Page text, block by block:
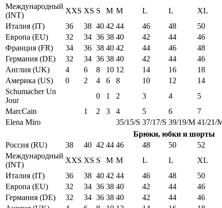
Международный
(INT)
XXS XS S M M L L
XL
Италия (IT)
36 38 40 42 44 46 48
50
Европа (EU)
32 34 36 38 40 42 44
46
Франция (FR)
34 36 38 40 42 44 46
48
Германия (DE)
32 34 36 38 40 42 44
46
Англия (UK)
4 6 8 10 12 14 16
18
Америка (US)
0 2 4 6 8 10 12
14
Schumacher Un
Jour
0 1 2 3 4
5
MarcCain
1 2 3 4 5 6
7
Elena Miro
35/15/S 37/17/S 39/19/M 41/21/
Брюки, юбки и шорты
Россия (RU)
38 40 42 44 46 48 50
52
Международный
(INT)
XXS XS S M M L L
XL
Италия (IT)
36 38 40 42 44 46 48
50
Европа (EU)
32 34 36 38 40 42 44
46
Германия (DE)
32 34 36 38 40 42 44
46